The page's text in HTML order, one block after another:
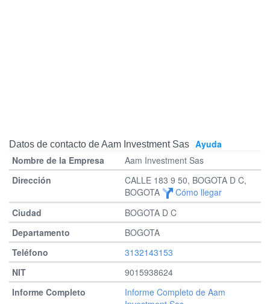
Datos de contacto de Aam Investment Sas Ayuda
Aam Investment Sas
CALLE 183 9 50, BOGOTA D C,
BOGOTA
Cómo llegar
BOGOTA D C
BOGOTA
3132143153
9015938624
Informe Completo de Aam